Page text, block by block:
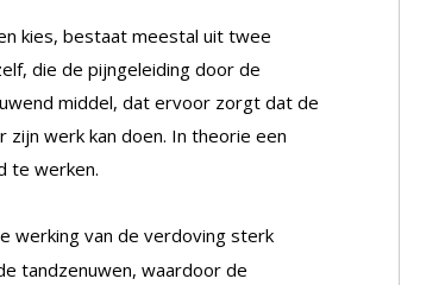
kies, bestaat meestal uit twee
die de pijngeleiding door de
middel, dat ervoor zorgt dat de
werk kan doen. In theorie een
te werken.
werking van de verdoving sterk
tandzenuwen, waardoor de